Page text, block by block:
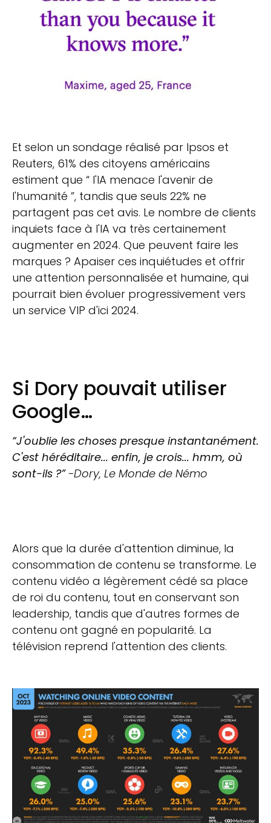
Et selon un sondage réalisé par Ipsos et
Reuters, 61% des citoyens américains
estiment que “ l'IA menace l'avenir de
l'humanité ”, tandis que seuls 22% ne
partagent pas cet avis. Le nombre de clients
inquiets face à l'IA va très certainement
augmenter en 2024. Que peuvent faire les
marques ? Apaiser ces inquiétudes et offrir
une attention personnalisée et humaine, qui
pourrait bien évoluer progressivement vers
un service VIP d'ici 2024.
Si Dory pouvait utiliser
Google…
“J'oublie les choses presque instantanément.
C'est héréditaire... enfin, je crois... hmm, où
sont-ils ?”-Dory, Le Monde de Némo
Alors que la durée d'attention diminue, la
consommation de contenu se transforme. Le
contenu vidéo a légèrement cédé sa place
de roi du contenu, tout en conservant son
leadership, tandis que d'autres formes de
contenu ont gagné en popularité. La
télévision reprend l'attention des clients.